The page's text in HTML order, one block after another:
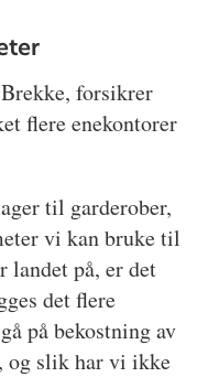
forsikrer
flere enekontorer
til garderober,
vi kan bruke til
landet på, er det
det flere
på bekostning av
og slik har vi ikke